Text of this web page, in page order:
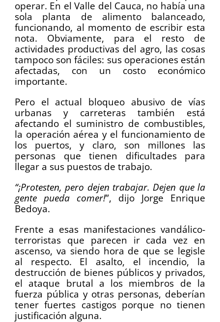
operar. En el Valle del Cauca, no había una
sola planta de alimento balanceado,
funcionando, al momento de escribir esta
nota. Obviamente, para el resto de
actividades productivas del agro, las cosas
tampoco son fáciles: sus operaciones están
afectadas, con un costo económico
importante.
Pero el actual bloqueo abusivo de vías
urbanas y carreteras también está
afectando el suministro de combustibles,
la operación aérea y el funcionamiento de
los puertos, y claro, son millones las
personas que tienen dificultades para
llegar a sus puestos de trabajo.
“¡Protesten, pero dejen trabajar. Dejen que la
gente pueda comer!”, dijo Jorge Enrique
Bedoya.
Frente a esas manifestaciones vandálico-
terroristas que parecen ir cada vez en
ascenso, va siendo hora de que se legisle
al respecto. El asalto, el incendio, la
destrucción de bienes públicos y privados,
el ataque brutal a los miembros de la
fuerza pública y otras personas, deberían
tener fuertes castigos porque no tienen
justificación alguna.